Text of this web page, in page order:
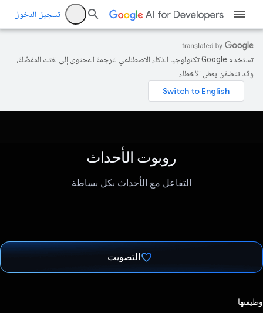
تسجيل الدخول
تستخدم Google تكنولوجيا الذكاء الاصطناعي لترجمة المحتوى إلى لغتك المفضّلة،
وقد تتضمّن بعض الأخطاء.
روبوت الأحداث
التفاعل مع الأحداث بكل بساطة
التصويت
وظيفتها